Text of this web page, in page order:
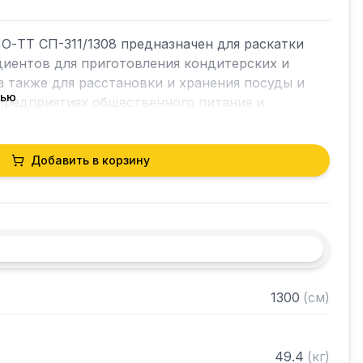
ТТ СП-311/1308 предназначен для раскатки
для приготовления кондитерских и
также для расстановки и хранения посуды и
общественного питания и
40 мм)
металла толщиной 2 мм
виде
Добавить в корзину
1300 (см)
49.4 (кг)